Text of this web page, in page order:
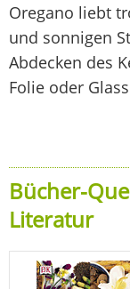
Oregano liebt
und sonnigen
Abdecken des
Folie oder
Bücher-
Literatur